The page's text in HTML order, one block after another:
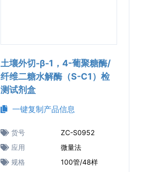
土壤外切-β-1，4-葡聚糖酶/
纤维二糖水解酶（S-C1）检
测试剂盒
一键复制产品信息
货号
ZC-S0952
应用
微量法
规格
100管/48样